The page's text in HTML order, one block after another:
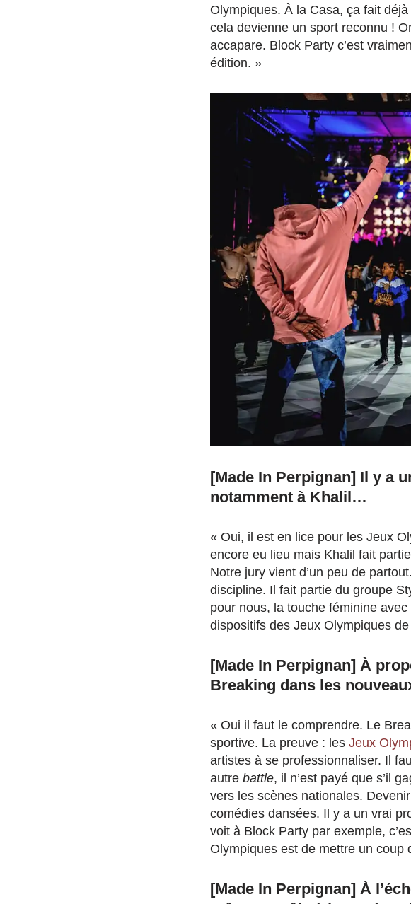
Olympiques. À la Casa, ça fait
cela devienne un sport reconnu !
accapare. Block Party c’est
édition. »
[Made In Perpignan] Il y a
notamment à Khalil…
« Oui, il est en lice pour les Jeux
encore eu lieu mais Khalil fait
Notre jury vient d’un peu de
discipline. Il fait partie du groupe
pour nous, la touche féminine
dispositifs des Jeux Olympiques
[Made In Perpignan] À
Breaking dans les
« Oui il faut le comprendre. Le
sportive. La preuve : les Jeux
artistes à se professionnaliser. Il
autre battle, il n’est payé que s’il
vers les scènes nationales.
comédies dansées. Il y a un vrai
voit à Block Party par exemple,
Olympiques est de mettre un coup
[Made In Perpignan] À